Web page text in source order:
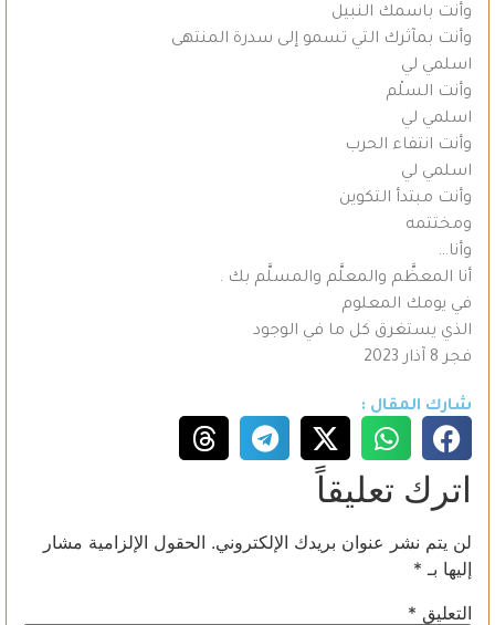
وأنت باسمك النبيل
وأنت بمآثرك التي تسمو إلى سدرة المنتهى
اسلمي لي
وأنت السلْم
اسلمي لي
وأنت انتفاء الحرب
اسلمي لي
وأنت مبتدأ التكوين
ومختتمه
وأنا…
أنا المعظَّم والمعلَّم والمسلَّم بك .
في يومك المعلوم
الذي يستغرق كل ما في الوجود
فجر 8 آذار 2023
شارك المقال :
اترك تعليقاً
لن يتم نشر عنوان بريدك الإلكتروني. الحقول الإلزامية مشار
إليها بـ *
التعليق *